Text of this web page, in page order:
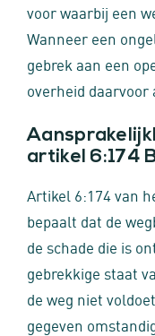
voor waarbij een
Wanneer een
gebrek aan een
overheid daarvoor
artikel 6:174
Artikel 6:174 van
bepaalt dat de
de schade die is
gebrekkige staat
de weg niet
gegeven